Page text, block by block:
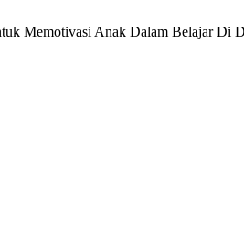
Memotivasi Anak Dalam Belajar Di